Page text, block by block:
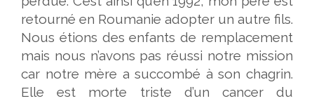
retourné en Roumanie adopter un autre fils.
Nous étions des enfants de remplacement
mais nous n’avons pas réussi notre mission
car notre mère a succombé à son chagrin.
Elle est morte triste d’un cancer du